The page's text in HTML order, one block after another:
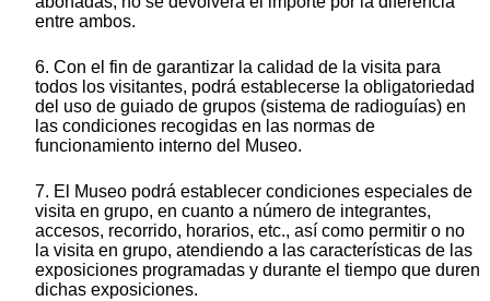
entre ambos.
6. Con el fin de garantizar la calidad de la visita para
todos los visitantes, podrá establecerse la obligatoriedad
del uso de guiado de grupos (sistema de radioguías) en
las condiciones recogidas en las normas de
funcionamiento interno del Museo.
7. El Museo podrá establecer condiciones especiales de
visita en grupo, en cuanto a número de integrantes,
accesos, recorrido, horarios, etc., así como permitir o no
la visita en grupo, atendiendo a las características de las
exposiciones programadas y durante el tiempo que duren
dichas exposiciones.